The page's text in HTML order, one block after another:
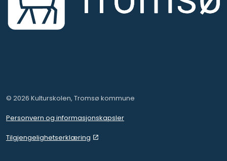
© 2026 Kulturskolen, Tromsø kommune
Personvern og informasjonskapsler
Tilgjengelighetserklæring